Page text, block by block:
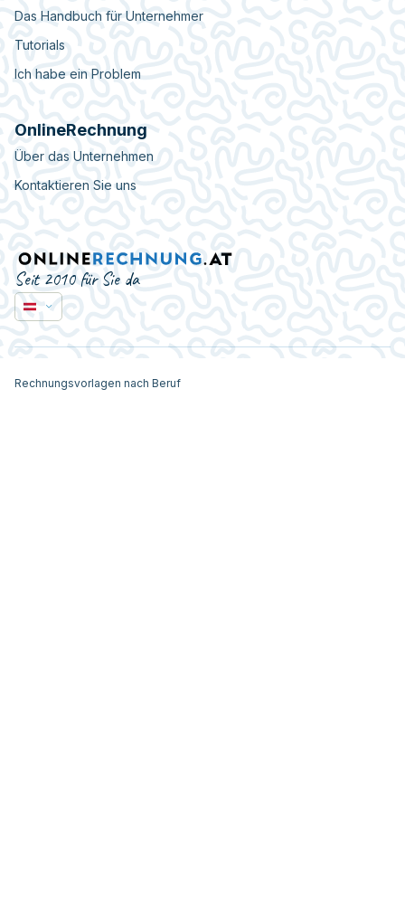
Das Handbuch für Unternehmer
Tutorials
Ich habe ein Problem
OnlineRechnung
Über das Unternehmen
Kontaktieren Sie uns
Seit 2010 für Sie da
Rechnungsvorlagen nach Beruf